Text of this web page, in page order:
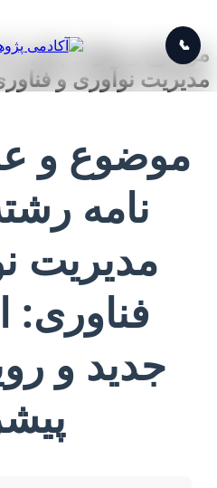
📞
موضوع و عنوان پایان
مدیریت نوآوری و
موضوع و
نامه
مدیریت
فناوری:
جدید و